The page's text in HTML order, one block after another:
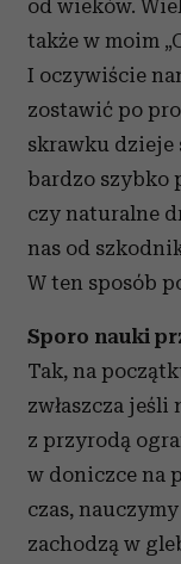
od wieków.
także w moim
I oczywiście
zostawić po
skrawku dzieje
bardzo szybko
czy naturalne
nas od
W ten sposób
Sporo nauki
Tak, na
zwłaszcza
z przyrodą
w doniczce na
czas,
zachodzą w